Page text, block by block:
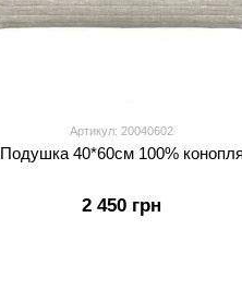
Артикул: 20040602
Подушка 40*60см 100% конопля
2 450 грн